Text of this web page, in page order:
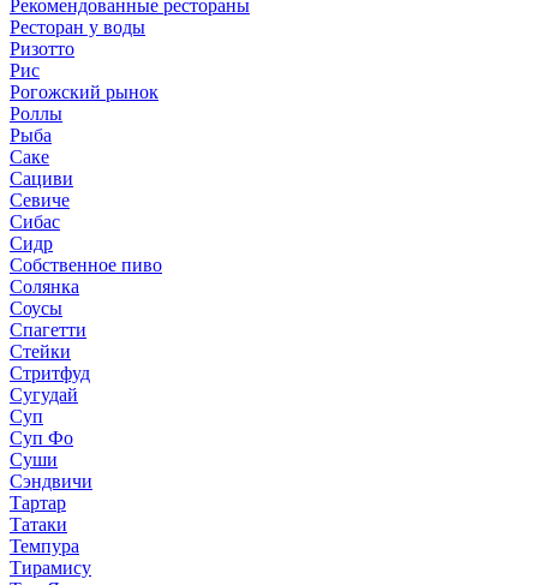
Рекомендованные рестораны
Ресторан у воды
Ризотто
Рис
Рогожский рынок
Роллы
Рыба
Саке
Сациви
Севиче
Сибас
Сидр
Собственное пиво
Солянка
Соусы
Спагетти
Стейки
Стритфуд
Сугудай
Суп
Суп Фо
Суши
Сэндвичи
Тартар
Татаки
Темпура
Тирамису